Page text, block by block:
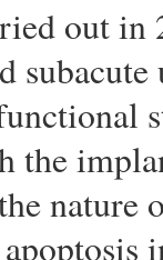
out
the